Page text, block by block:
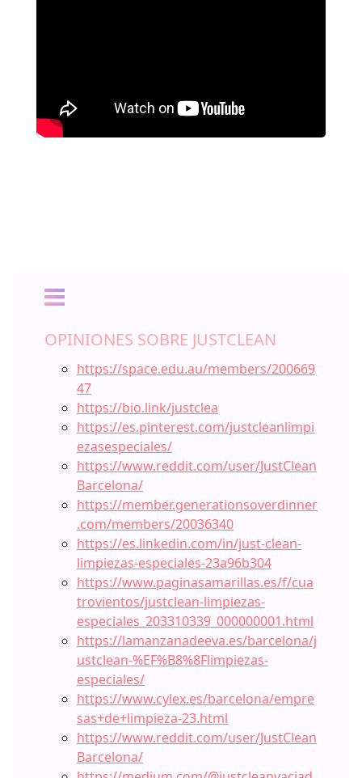
OPINIONES SOBRE JUSTCLEAN
https://space.edu.au/members/200669
47
https://bio.link/justclea
https://es.pinterest.com/justcleanlimpi
ezasespeciales/
https://www.reddit.com/user/JustClean
Barcelona/
https://member.generationsoverdinner
.com/members/20036340
https://es.linkedin.com/in/just-clean-
limpiezas-especiales-23a96b304
https://www.paginasamarillas.es/f/cua
trovientos/justclean-limpiezas-
especiales_203310339_000000001.html
https://lamanzanadeeva.es/barcelona/j
ustclean-%EF%B8%8Flimpiezas-
especiales/
https://www.cylex.es/barcelona/empre
sas+de+limpieza-23.html
https://www.reddit.com/user/JustClean
Barcelona/